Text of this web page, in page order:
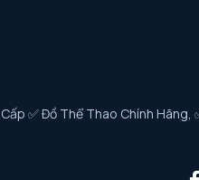
✅ Đồ Thể Thao Chính Hãng,